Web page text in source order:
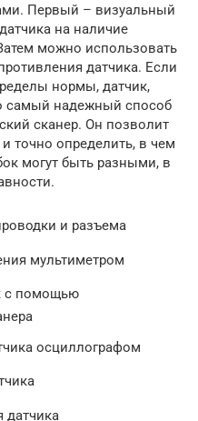
Первый – визуальный
на наличие
можно использовать
датчика. Если
нормы, датчик,
самый надежный способ
сканер. Он позволит
точно определить, в чем
могут быть разными, в
и разъема
мультиметром
с помощью
осциллографом
датчика